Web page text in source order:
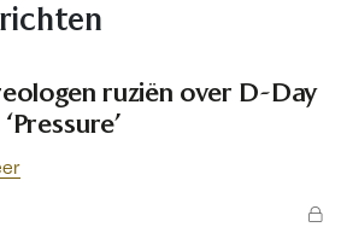
ruziën over D-Day